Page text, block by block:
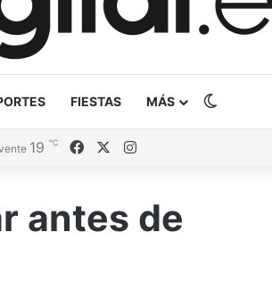
FIESTAS MÁS
19 ℃ FacebookInstagram
antes de